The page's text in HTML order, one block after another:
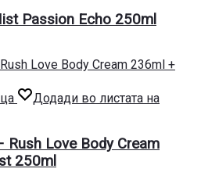
Passion Echo 250ml
Додади во листата на
Rush Love Body Cream
250ml